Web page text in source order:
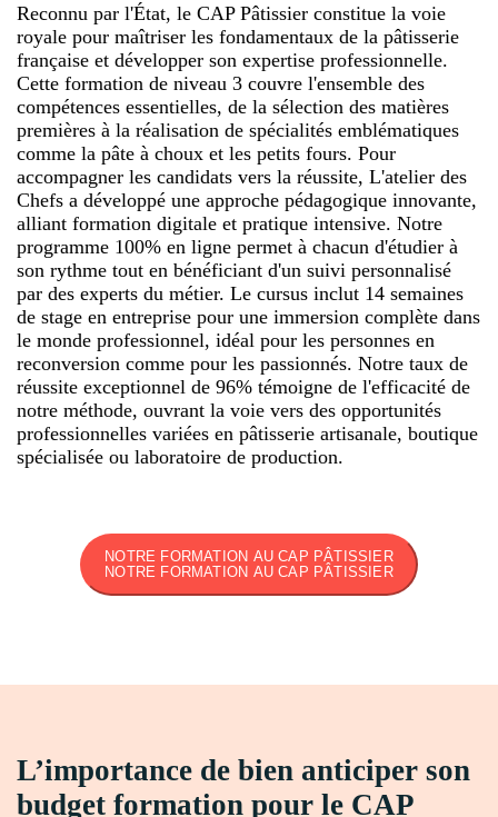
Reconnu par l'État, le CAP Pâtissier constitue la voie
royale pour maîtriser les fondamentaux de la pâtisserie
française et développer son expertise professionnelle.
Cette formation de niveau 3 couvre l'ensemble des
compétences essentielles, de la sélection des matières
premières à la réalisation de spécialités emblématiques
comme la pâte à choux et les petits fours. Pour
accompagner les candidats vers la réussite, L'atelier des
Chefs a développé une approche pédagogique innovante,
alliant formation digitale et pratique intensive. Notre
programme 100% en ligne permet à chacun d'étudier à
son rythme tout en bénéficiant d'un suivi personnalisé
par des experts du métier. Le cursus inclut 14 semaines
de stage en entreprise pour une immersion complète dans
le monde professionnel, idéal pour les personnes en
reconversion comme pour les passionnés. Notre taux de
réussite exceptionnel de 96% témoigne de l'efficacité de
notre méthode, ouvrant la voie vers des opportunités
professionnelles variées en pâtisserie artisanale, boutique
spécialisée ou laboratoire de production.
NOTRE FORMATION AU CAP PÂTISSIER
NOTRE FORMATION AU CAP PÂTISSIER
L’importance de bien anticiper son
budget formation pour le CAP